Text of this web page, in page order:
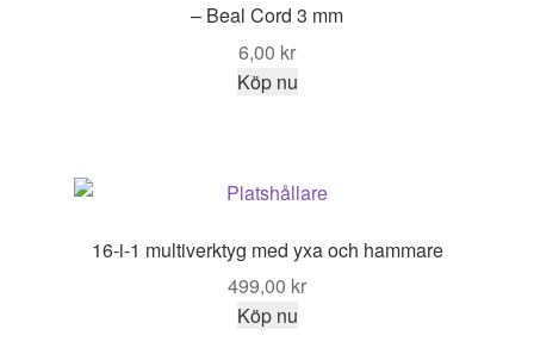
– Beal Cord 3 mm
6,00 kr
Köp nu
16-i-1 multiverktyg med yxa och hammare
499,00 kr
Köp nu